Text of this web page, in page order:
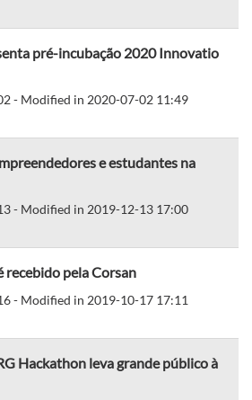
pré-incubação 2020 Innovatio
- Modified in 2020-07-02 11:49
e estudantes na
- Modified in 2019-12-13 17:00
recebido pela Corsan
- Modified in 2019-10-17 17:11
Hackathon leva grande público à